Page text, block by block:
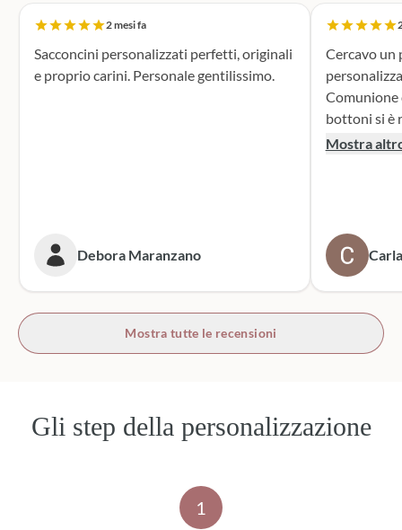
2 mesi fa
Sacconcini personalizzati perfetti, originali
e proprio carini. Personale gentilissimo.
Debora Maranzano
Cercavo
Comunione di
bottoni si è
supporto
prossime
bottoni!
Mostra
Mostra tutte le recensioni
Gli step della personalizzazione
1